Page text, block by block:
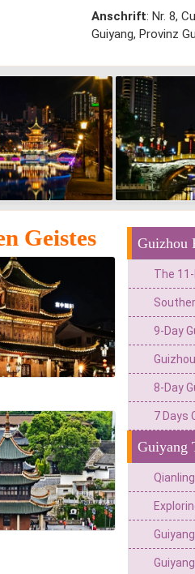
Anschrift: Nr. 8,
Guiyang, Provinz
Guizhou
8-Day
Guiyang
Geistes